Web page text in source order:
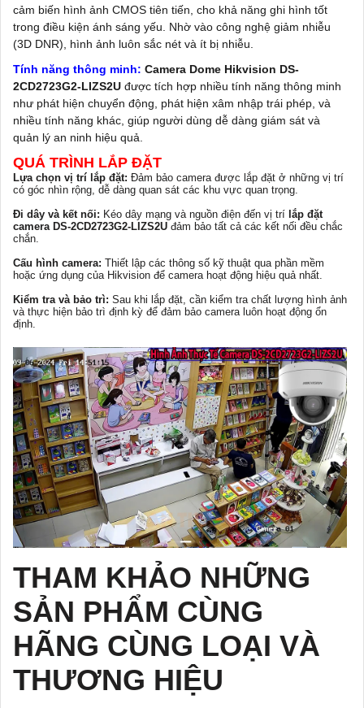
cảm biến hình ảnh CMOS tiên tiến, cho khả năng ghi hình tốt
trong điều kiện ánh sáng yếu. Nhờ vào công nghệ giảm nhiễu
(3D DNR), hình ảnh luôn sắc nét và ít bị nhiễu.
Tính năng thông minh: Camera Dome Hikvision DS-
2CD2723G2-LIZS2U được tích hợp nhiều tính năng thông minh
như phát hiện chuyển động, phát hiện xâm nhập trái phép, và
nhiều tính năng khác, giúp người dùng dễ dàng giám sát và
quản lý an ninh hiệu quả.
QUÁ TRÌNH LẮP ĐẶT
Lựa chọn vị trí lắp đặt: Đảm bảo camera được lắp đặt ở những vị trí
có góc nhìn rộng, dễ dàng quan sát các khu vực quan trọng.
Đi dây và kết nối: Kéo dây mạng và nguồn điện đến vị trí lắp đặt
camera DS-2CD2723G2-LIZS2U đảm bảo tất cả các kết nối đều chắc
chắn.
Cấu hình camera: Thiết lập các thông số kỹ thuật qua phần mềm
hoặc ứng dụng của Hikvision để camera hoạt động hiệu quả nhất.
Kiểm tra và bảo trì: Sau khi lắp đặt, cần kiểm tra chất lượng hình ảnh
và thực hiện bảo trì định kỳ để đảm bảo camera luôn hoạt động ổn
định.
THAM KHẢO NHỮNG
SẢN PHẨM CÙNG
HÃNG CÙNG LOẠI VÀ
THƯƠNG HIỆU